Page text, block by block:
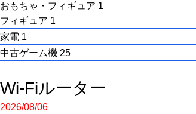
おもちゃ・フィギュア 1
フィギュア 1
家電 1
中古ゲーム機 25
Wi-Fiルーター
2026/08/06